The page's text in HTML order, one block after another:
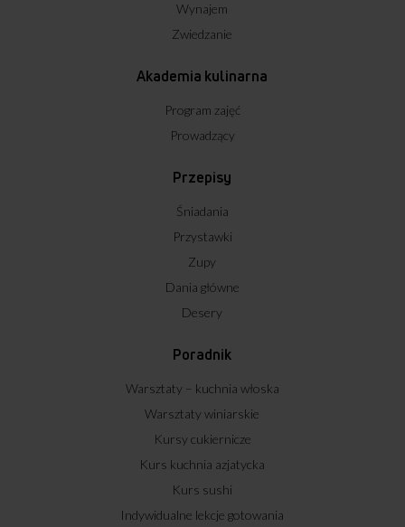
Wynajem
Zwiedzanie
Akademia kulinarna
Program zajęć
Prowadzący
Przepisy
Śniadania
Przystawki
Zupy
Dania główne
Desery
Poradnik
Warsztaty – kuchnia włoska
Warsztaty winiarskie
Kursy cukiernicze
Kurs kuchnia azjatycka
Kurs sushi
Indywidualne lekcje gotowania